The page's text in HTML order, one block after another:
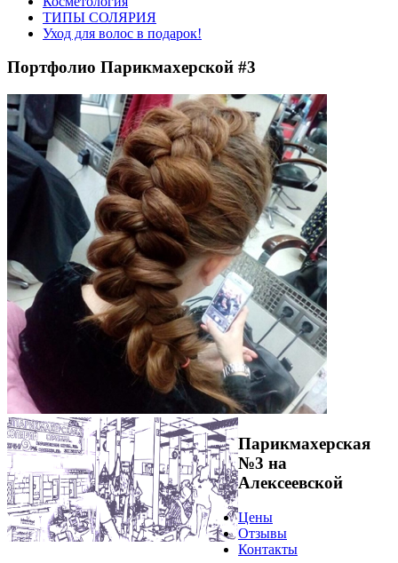
ТИПЫ СОЛЯРИЯ
Уход для волос в подарок!
Портфолио Парикмахерской #3
Парикмахерская
№3 на
Алексеевской
Цены
Отзывы
Контакты